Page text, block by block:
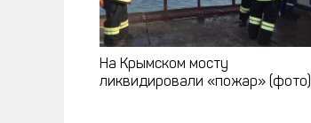
На Крымском мосту
ликвидировали «пожар» (фото)